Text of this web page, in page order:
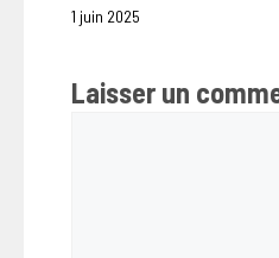
1 juin 2025
Laisser un